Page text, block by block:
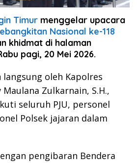
Timur menggelar upacara
Nasional ke-118
khidmat di halaman
pagi, 20 Mei 2026.
oleh Kapolres
Maulana Zulkarnain, S.H.,
seluruh PJU, personel
Polsek jajaran dalam
pengibaran Bendera